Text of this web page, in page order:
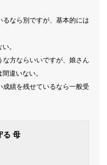
なら別ですが、基本的には
。
方ならいいですが、娘さん
違いない。
績を残せているなら一般受
る 母